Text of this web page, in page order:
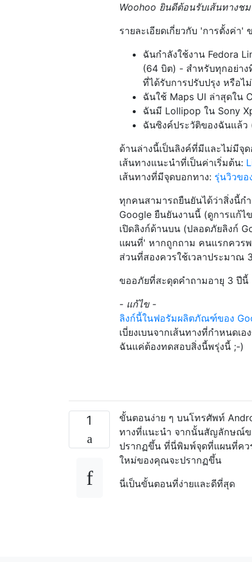
Woohoo ยินดีต้อนรับเส้นทางช
รายละเอียดเกี่ยวกับ 'การตั้งค่า'
ฉันกำลังใช้งาน Fedora
(64 บิต) - สำหรับทุกอย่า
ที่ได้รับการปรับปรุง หรือไม่
ฉันใช้ Maps UI ล่าสุดใน
ฉันมี Lollipop ใน Sony
ฉันซิงค์ประวัติของฉันแล้ว
ด้านล่างนี้เป็นลิงค์ที่มีและไม่มีจุด
เส้นทางแนะนำที่เป็นค่าเริ่มต้น:
เส้นทางที่มีจุดบอกทาง: รุ่นวิวขอ
ทุกคนสามารถยืนยันได้ว่าสิ่งนี้ก
Google ยืนยันงานนี้ (ดูการแก้ไ
เปิดลิงก์ด้านบน (ปลอดภัยลิงก์
แผนที่' หากถูกถาม คนแรกควร
ส่วนที่สองควรใช้เวลาประมาณ
ขออภัยที่สะดุดคำถามอายุ 3 ปีนี้
- แก้ไข -
ลิงก์นี้ในฟอรัมผลิตภัณฑ์ของ
เบี่ยงเบนจากเส้นทางที่กำหนด
ฉันแค่ต้องทดสอบสิ่งนี้พรุ่งนี้ ;-)
1
ขั้นตอนง่าย ๆ บนโทรศัพท์
ทางที่แนะนำ จากนั้นสัญลักษณ์ข
ปรากฏขึ้น ที่นี่พิมพ์จุดที่แผนที่คว
ใหม่ของคุณจะปรากฏขึ้น
นี่เป็นขั้นตอนที่ง่ายและดีที่สุด